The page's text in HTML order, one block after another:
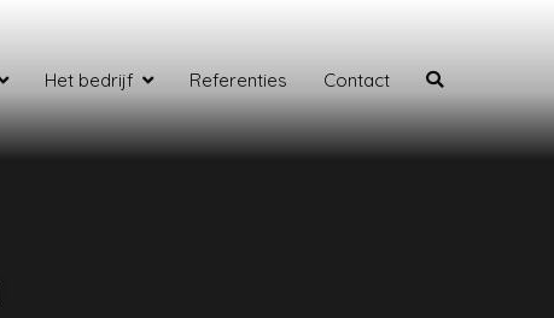
Het bedrijf Referenties Contact